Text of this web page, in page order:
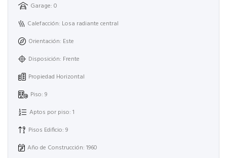
Garage: 0
Calefacción: Losa radiante central
Orientación: Este
Disposición: Frente
Propiedad Horizontal
Piso: 9
Aptos por piso: 1
Pisos Edificio: 9
Año de Construcción: 1960